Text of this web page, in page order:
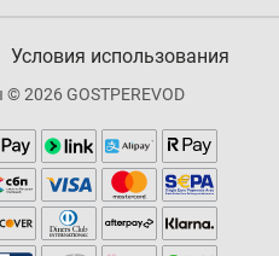
Условия использования
2026 GOSTPEREVOD